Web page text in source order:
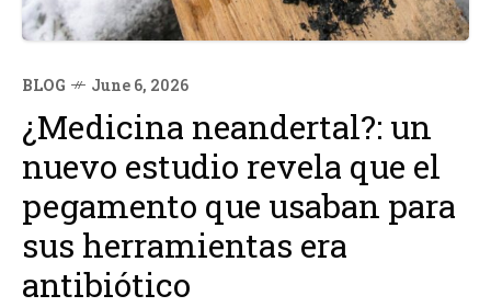
BLOG June 6, 2026
¿Medicina neandertal?: un
nuevo estudio revela que el
pegamento que usaban para
sus herramientas era
antibiótico